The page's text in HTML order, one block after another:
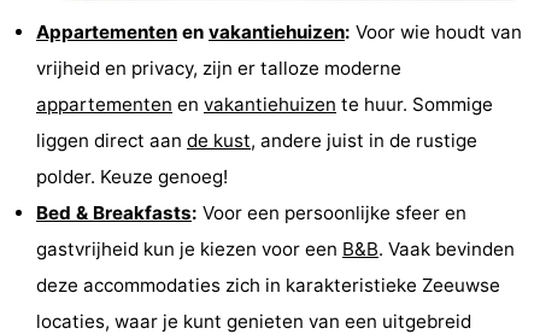
Appartementen en vakantiehuizen: Voor wie houdt van
vrijheid en privacy, zijn er talloze moderne
appartementen en vakantiehuizen te huur. Sommige
liggen direct aan de kust, andere juist in de rustige
polder. Keuze genoeg!
Bed & Breakfasts: Voor een persoonlijke sfeer en
gastvrijheid kun je kiezen voor een B&B. Vaak bevinden
deze accommodaties zich in karakteristieke Zeeuwse
locaties, waar je kunt genieten van een uitgebreid